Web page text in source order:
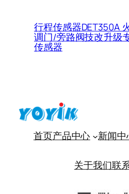
行程传感器DET350A
调门/旁路阀技改升级
传感器
首页产品中心 新闻中
关于我们联